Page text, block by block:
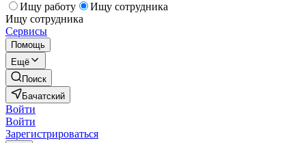
Ищу работу
Ищу сотрудника
Ищу сотрудника
Сервисы
Помощь
Ещё
Поиск
Бачатский
Войти
Войти
Зарегистрироваться